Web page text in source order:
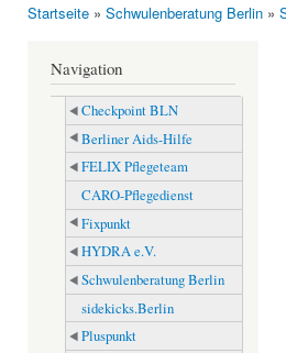
Startseite » Schwulenberatung Berlin »
Navigation
Checkpoint BLN
Berliner Aids-Hilfe
FELIX Pflegeteam
CARO-Pflegedienst
Fixpunkt
HYDRA e.V.
Schwulenberatung Berlin
sidekicks.Berlin
Pluspunkt